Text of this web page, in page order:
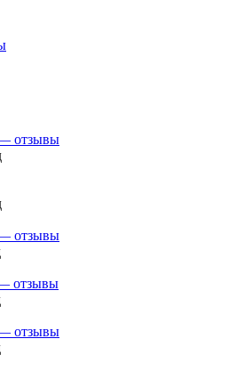
отзывы
отзывы
отзывы
отзывы